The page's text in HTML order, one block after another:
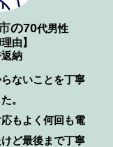
の70代男性
由】
納
ないことを丁寧
。
もよく何回も電
ど最後まで丁寧